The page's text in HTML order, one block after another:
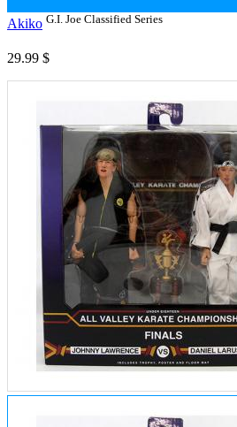
Akiko G.I. Joe Classified Series
29.99 $